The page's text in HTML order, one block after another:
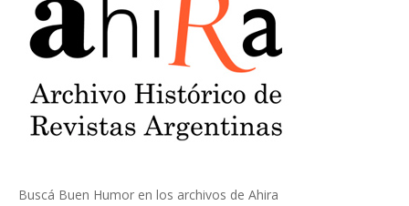
Buscá Buen Humor en los archivos de Ahira